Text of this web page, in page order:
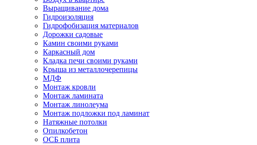
Выращивание дома
Гидроизоляция
Гидрофобизация материалов
Дорожки садовые
Камин своими руками
Каркасный дом
Кладка печи своими руками
Крыша из металлочерепицы
МДФ
Монтаж кровли
Монтаж ламината
Монтаж линолеума
Монтаж подложки под ламинат
Натяжные потолки
Опилкобетон
ОСБ плита